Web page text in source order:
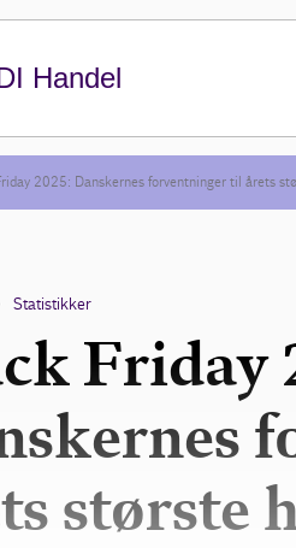
Handel
2025: Danskernes forventninger til årets
Statistikker
Friday
største